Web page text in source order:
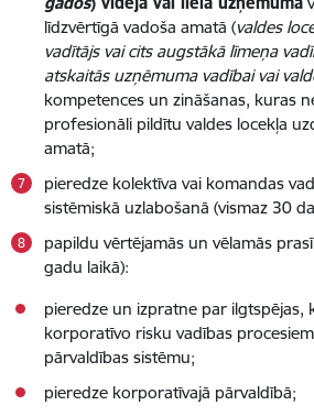
līdzvērtīgā vadoša amatā (valdes
vadītājs vai cits augstākā līmeņa
atskaitās uzņēmuma vadībai vai
kompetences un zināšanas, kuras
profesionāli pildītu valdes locekļa
amatā;
pieredze kolektīva vai komandas
sistēmiskā uzlabošanā (vismaz 30
papildu vērtējamās un vēlamās
gadu laikā):
pieredze un izpratne par ilgtspējas,
korporatīvo risku vadības
pārvaldības sistēmu;
pieredze korporatīvajā pārvaldībā;